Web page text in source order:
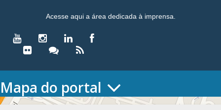
Acesse aqui a área dedicada à imprensa.
Mapa do portal
HOME